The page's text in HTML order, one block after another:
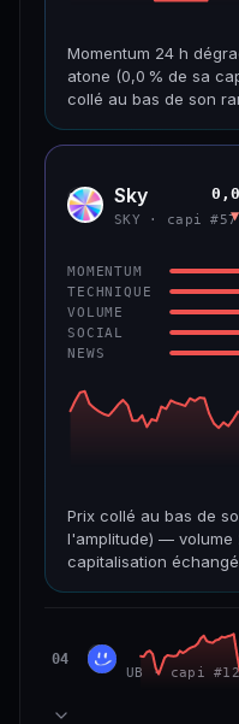
Momentum 24 h
atone (0,0 % de sa
collé au bas de son
CAP. MARCHÉ
VAR. 7 J
VS ATH
−5,6 %
CONFIANCE
SKY Sky
SKY · capi #57
MOMENTUM
TECHNIQUE
VOLUME
SOCIAL
NEWS
Prix collé au bas de
l'amplitude) — volume
capitalisation
VAR. 7 J
04 UB Unibase
UB · capi